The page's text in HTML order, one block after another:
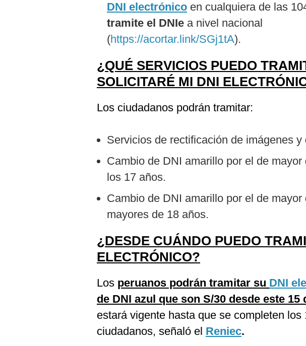
DNI electrónico en cualquiera de las
tramite el DNIe a nivel nacional
(https://acortar.link/SGj1tA).
¿QUÉ SERVICIOS PUEDO
SOLICITARÉ MI DNI
Los ciudadanos podrán tramitar:
Servicios de rectificación de imágenes y
Cambio de DNI amarillo por el de
los 17 años.
Cambio de DNI amarillo por el de mayor
mayores de 18 años.
¿DESDE CUÁNDO PUEDO
ELECTRÓNICO?
Los peruanos podrán tramitar su DNI
de DNI azul que son S/30 desde este 15
estará vigente hasta que se completen los
ciudadanos, señaló el Reniec.